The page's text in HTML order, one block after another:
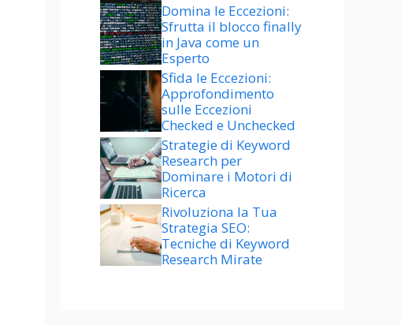
Domina le Eccezioni:
Sfrutta il blocco finally
in Java come un
Esperto
Sfida le Eccezioni:
Approfondimento
sulle Eccezioni
Checked e Unchecked
Strategie di Keyword
Research per
Dominare i Motori di
Ricerca
Rivoluziona la Tua
Strategia SEO:
Tecniche di Keyword
Research Mirate